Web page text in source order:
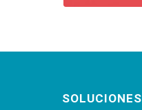
SOLUCIONES